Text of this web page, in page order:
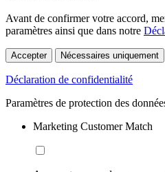
Avant de confirmer votre accord,
paramètres ainsi que dans notre
Accepter Nécessaires uniquement
Déclaration de confidentialité
Paramètres de protection des
Marketing Customer Match